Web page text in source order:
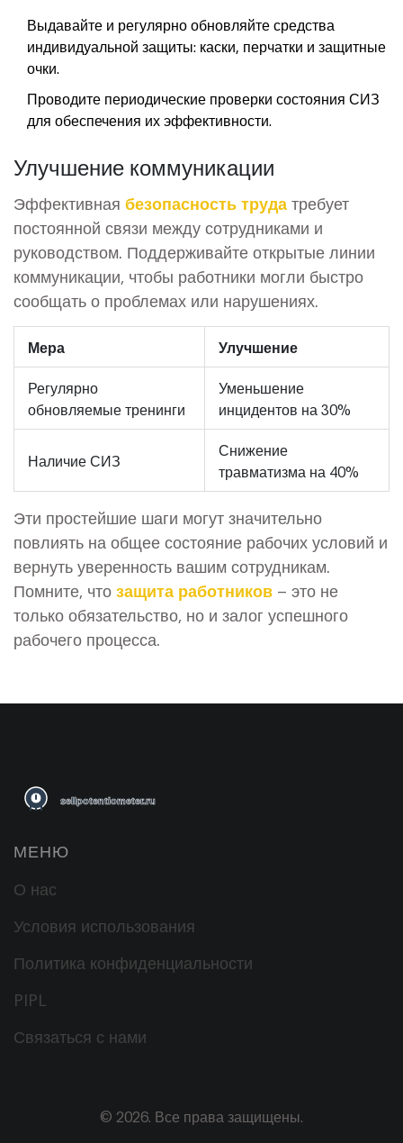
Выдавайте и регулярно обновляйте средства
индивидуальной защиты: каски, перчатки и защитные
очки.
Проводите периодические проверки состояния СИЗ
для обеспечения их эффективности.
Улучшение коммуникации
Эффективная безопасность труда требует
постоянной связи между сотрудниками и
руководством. Поддерживайте открытые линии
коммуникации, чтобы работники могли быстро
сообщать о проблемах или нарушениях.
Мера Улучшение
Регулярно
обновляемые тренинги
Уменьшение
инцидентов на 30%
Наличие СИЗ
Снижение
травматизма на 40%
Эти простейшие шаги могут значительно
повлиять на общее состояние рабочих условий и
вернуть уверенность вашим сотрудникам.
Помните, что защита работников – это не
только обязательство, но и залог успешного
рабочего процесса.
МЕНЮ
О нас
Условия использования
Политика конфиденциальности
PIPL
Связаться с нами
© 2026. Все права защищены.